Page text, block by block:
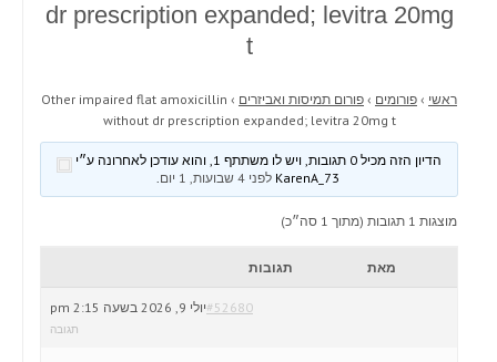
dr prescription expanded; levitra 20mg
t
ראשי › פורומים › פורום תמיסות ואביזרים ›
Other impaired flat amoxicillin
without dr prescription expanded; levitra 20mg t
הדיון הזה מכיל 0 תגובות, ויש לו משתתף 1, והוא עודכן לאחרונה ע״י
לפני 4 שבועות, 1 יום .
מוצגות 1 תגובות (מתוך 1 סה״כ)
מאת תגובות
יולי 9, 2026 בשעה 2:15 pm#52680
תגובה